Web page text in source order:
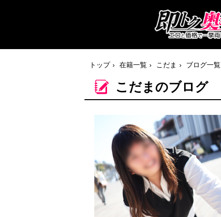
トップ 在籍一覧 こだま ブログ一覧
こだまのブログ